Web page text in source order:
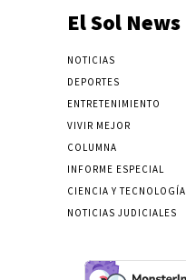
El Sol News
NOTICIAS
DEPORTES
ENTRETENIMIENTO
VIVIR MEJOR
COLUMNA
INFORME ESPECIAL
CIENCIA Y TECNOLOGÍA
NOTICIAS JUDICIALES